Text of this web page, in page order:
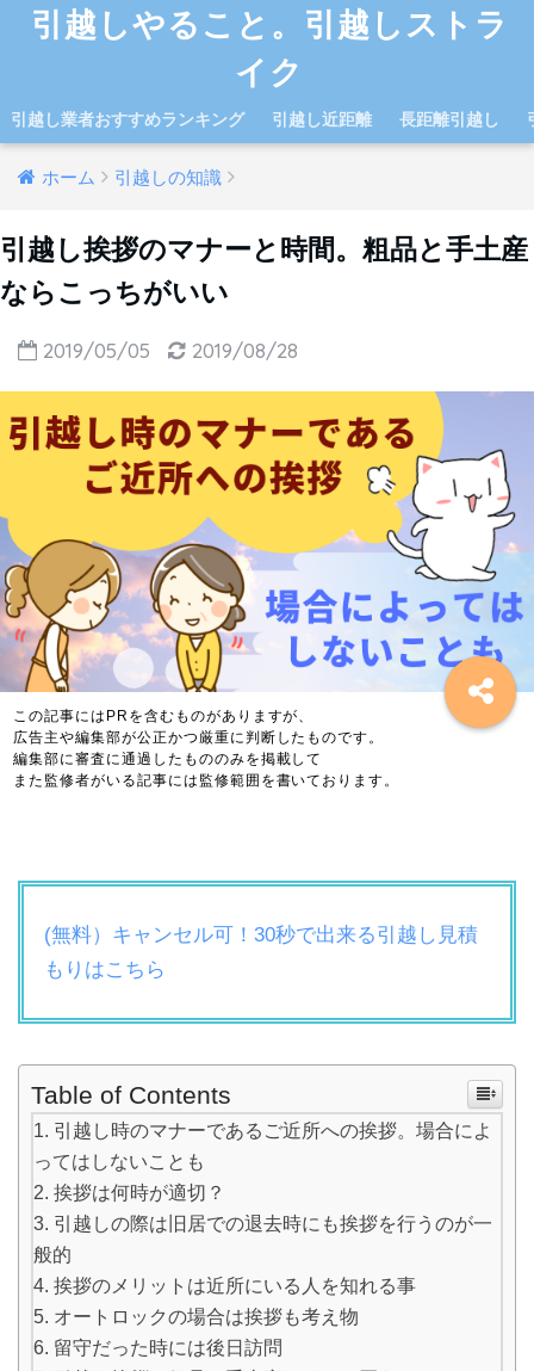
引越しやること。引越しストラ
イク
引越し業者おすすめランキング 引越し近距離 長距離引越し
ホーム 引越しの知識
引越し挨拶のマナーと時間。粗品と手土産
ならこっちがいい
2019/05/05 2019/08/28
(無料）キャンセル可！30秒で出来る引越し見積
もりはこちら
Table of Contents
引越し時のマナーであるご近所への挨拶。場合によ
ってはしないことも
挨拶は何時が適切？
引越しの際は旧居での退去時にも挨拶を行うのが一
般的
挨拶のメリットは近所にいる人を知れる事
オートロックの場合は挨拶も考え物
留守だった時には後日訪問